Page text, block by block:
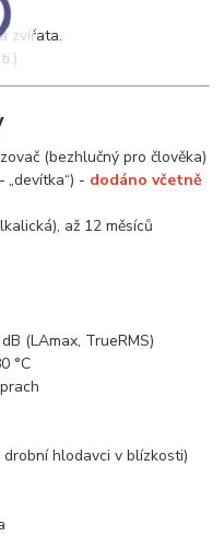
zvířata.
(bezhlučný pro člověka)
- dodáno včetně
až 12 měsíců
(LAmax, TrueRMS)
°C
hlodavci v blízkosti)